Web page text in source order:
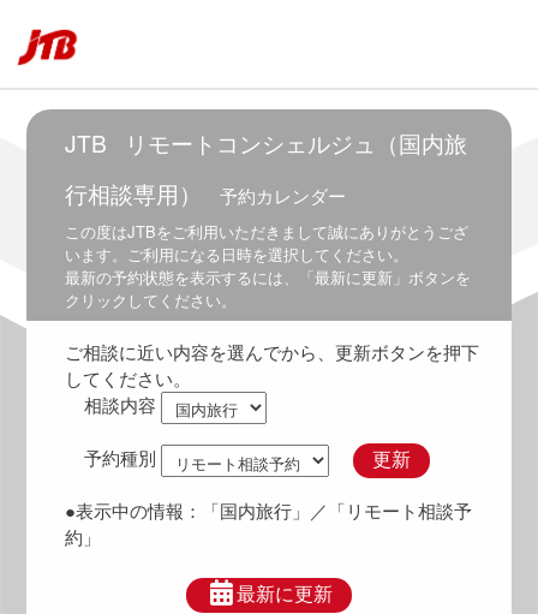
JTB
リモートコンシェルジュ（国内旅
行相談専用）
予約カレンダー
この度はJTBをご利用いただきまして誠にありがとうござ
います。ご利用になる日時を選択してください。
最新の予約状態を表示するには、「最新に更新」ボタンを
クリックしてください。
ご相談に近い内容を選んでから、更新ボタンを押下
してください。
相談内容
予約種別 更新
●表示中の情報： 「国内旅行」 ／「リモート相談予
約」
最新に更新
5:30
6:00
6:30
6:30
～
7:00
7:00
7:30
7:30
～
8:30